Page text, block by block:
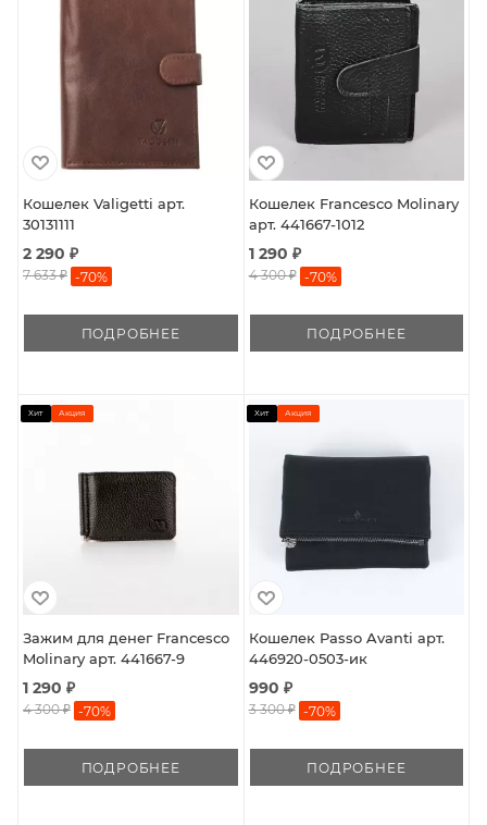
Кошелек Valigetti арт.
30131111
2 290 ₽
7 633 ₽ -70%
ПОДРОБНЕЕ
Кошелек Francesco Molinary
арт. 441667-1012
1 290 ₽
4 300 ₽ -70%
ПОДРОБНЕЕ
Хит Акция
Зажим для денег Francesco
Molinary арт. 441667-9
1 290 ₽
4 300 ₽ -70%
ПОДРОБНЕЕ
Хит Акция
Кошелек Passo Avanti арт.
446920-0503-ик
990 ₽
3 300 ₽ -70%
ПОДРОБНЕЕ